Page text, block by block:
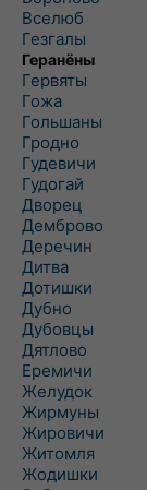
Вселюб
Гезгалы
Геранёны
Гервяты
Гожа
Гольшаны
Гродно
Гудевичи
Гудогай
Дворец
Демброво
Деречин
Дитва
Дотишки
Дубно
Дубовцы
Дятлово
Еремичи
Желудок
Жирмуны
Жировичи
Житомля
Жодишки